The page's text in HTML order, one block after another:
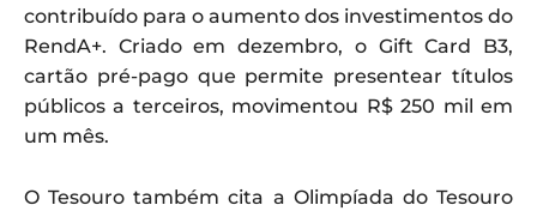
contribuído para o aumento dos investimentos do
RendA+. Criado em dezembro, o Gift Card B3,
cartão pré-pago que permite presentear títulos
públicos a terceiros, movimentou R$ 250 mil em
um mês.
O Tesouro também cita a Olimpíada do Tesouro